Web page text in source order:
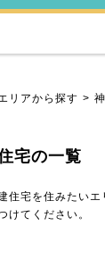
リアから探す
宅の一覧
宅を住みたい
けてください。